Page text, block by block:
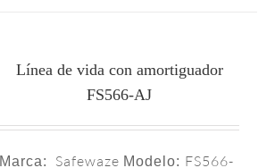
Línea de vida con amortiguador
FS566-AJ
Marca: Safewaze Modelo: FS566-